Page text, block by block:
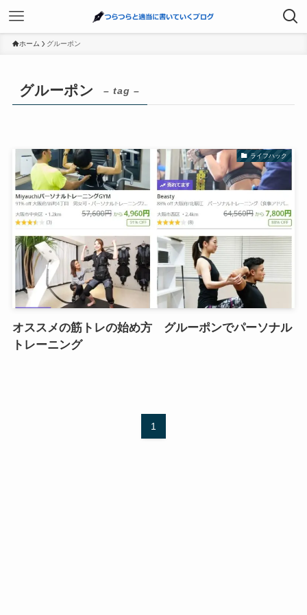
ホーム グルーポン
グルーポン – tag –
ライフハック
オススメの筋トレの始め方 グルーポンでパーソナル
トレーニング
1